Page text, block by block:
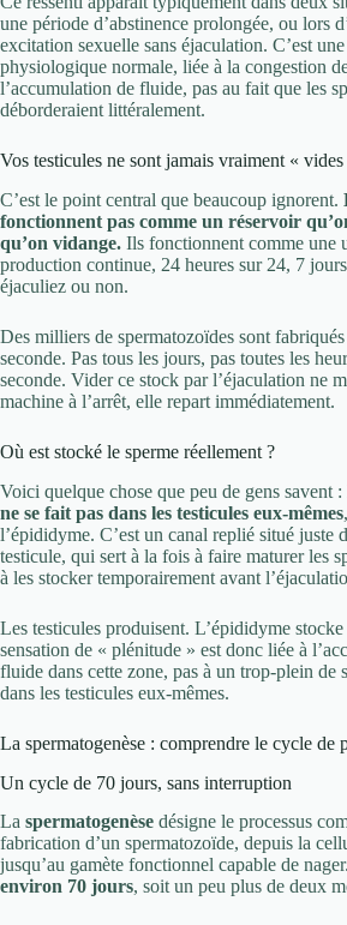
une période d’abstinence prolongée, ou lors
excitation sexuelle sans éjaculation. C’est
physiologique normale, liée à la congestion
l’accumulation de fluide, pas au fait que les
déborderaient littéralement.
Vos testicules ne sont jamais vraiment « vides
C’est le point central que beaucoup ignorent.
fonctionnent pas comme un réservoir
qu’on vidange. Ils fonctionnent comme une
production continue, 24 heures sur 24, 7
éjaculiez ou non.
Des milliers de spermatozoïdes sont
seconde. Pas tous les jours, pas toutes les
seconde. Vider ce stock par l’éjaculation ne
machine à l’arrêt, elle repart immédiatement.
Où est stocké le sperme réellement ?
Voici quelque chose que peu de gens savent :
ne se fait pas dans les testicules eux-mêmes
l’épididyme. C’est un canal replié situé juste
testicule, qui sert à la fois à faire maturer les
à les stocker temporairement avant
Les testicules produisent. L’épididyme
sensation de « plénitude » est donc liée à
fluide dans cette zone, pas à un trop-plein de
dans les testicules eux-mêmes.
La spermatogenèse : comprendre le cycle de
Un cycle de 70 jours, sans interruption
La spermatogenèse désigne le processus
fabrication d’un spermatozoïde, depuis la
jusqu’au gamète fonctionnel capable de
environ 70 jours, soit un peu plus de deux